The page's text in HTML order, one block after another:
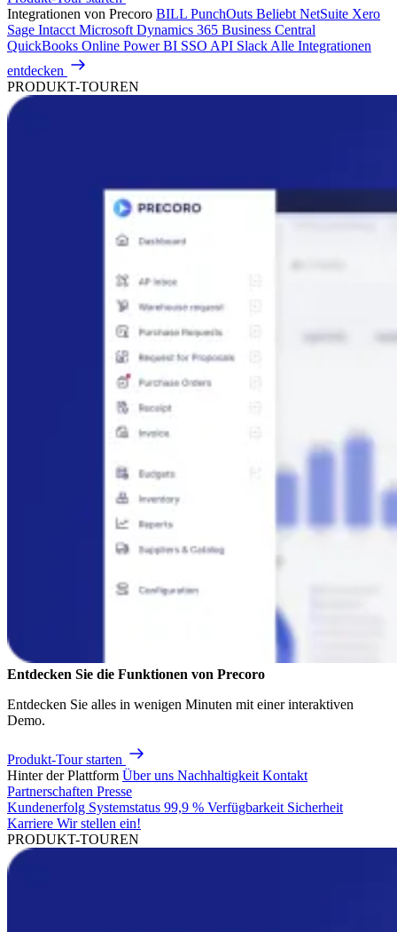
Integrationen von Precoro BILL PunchOuts Beliebt NetSuite Xero
Sage Intacct Microsoft Dynamics 365 Business Central
QuickBooks Online Power BI SSO API Slack Alle Integrationen
entdecken
PRODUKT-TOUREN
Entdecken Sie die Funktionen von Precoro
Entdecken Sie alles in wenigen Minuten mit einer interaktiven
Demo.
Produkt-Tour starten
Hinter der Plattform Über uns Nachhaltigkeit Kontakt
Partnerschaften Presse
Kundenerfolg Systemstatus 99,9 % Verfügbarkeit Sicherheit
Karriere Wir stellen ein!
PRODUKT-TOUREN